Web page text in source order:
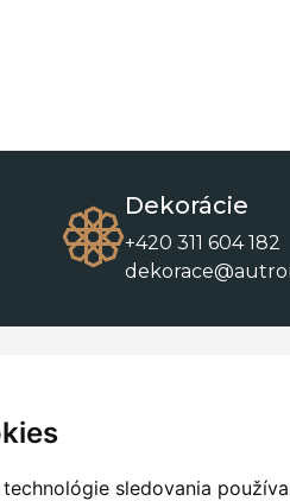
sledovania
Dekorácie
+420 311 604 182
Kontakty